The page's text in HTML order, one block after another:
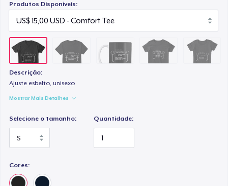
Produtos Disponíveis:
Descrição:
Ajuste esbelto, unisexo
Mostrar Mais Detalhes
Selecione o tamanho: Quantidade:
Cores: